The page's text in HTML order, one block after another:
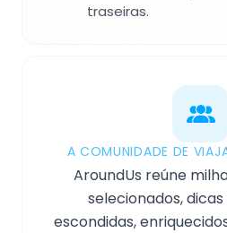
traseiras.
A COMUNIDADE DE
AroundUs reúne
selecionados, dicas
escondidas,